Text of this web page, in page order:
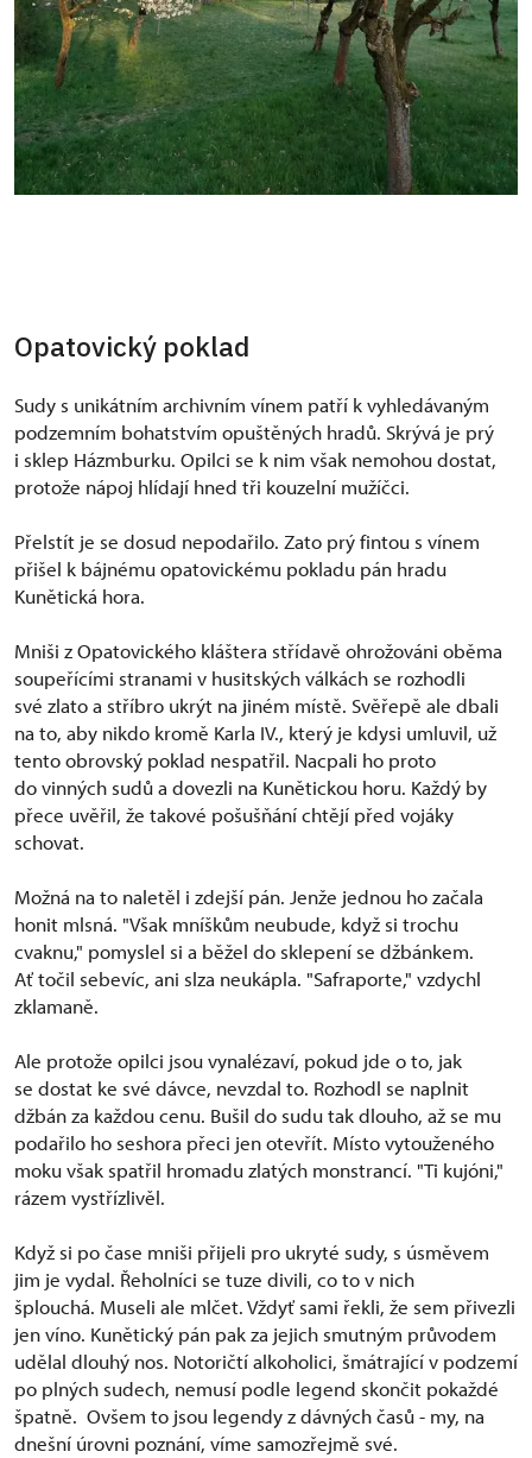
Opatovický poklad
Sudy s unikátním archivním vínem patří k vyhledávaným
podzemním bohatstvím opuštěných hradů. Skrývá je prý
i sklep Házmburku. Opilci se k nim však nemohou dostat,
protože nápoj hlídají hned tři kouzelní mužíčci.
Přelstít je se dosud nepodařilo. Zato prý fintou s vínem
přišel k bájnému opatovickému pokladu pán hradu
Kunětická hora.
Mniši z Opatovického kláštera střídavě ohrožováni oběma
soupeřícími stranami v husitských válkách se rozhodli
své zlato a stříbro ukrýt na jiném místě. Svěřepě ale dbali
na to, aby nikdo kromě Karla IV., který je kdysi umluvil, už
tento obrovský poklad nespatřil. Nacpali ho proto
do vinných sudů a dovezli na Kunětickou horu. Každý by
přece uvěřil, že takové pošušňání chtějí před vojáky
schovat.
Možná na to naletěl i zdejší pán. Jenže jednou ho začala
honit mlsná. "Však mníškům neubude, když si trochu
cvaknu," pomyslel si a běžel do sklepení se džbánkem.
Ať točil sebevíc, ani slza neukápla. "Safraporte," vzdychl
zklamaně.
Ale protože opilci jsou vynalézaví, pokud jde o to, jak
se dostat ke své dávce, nevzdal to. Rozhodl se naplnit
džbán za každou cenu. Bušil do sudu tak dlouho, až se mu
podařilo ho seshora přeci jen otevřít. Místo vytouženého
moku však spatřil hromadu zlatých monstrancí. "Ti kujóni,"
rázem vystřízlivěl.
Když si po čase mniši přijeli pro ukryté sudy, s úsměvem
jim je vydal. Řeholníci se tuze divili, co to v nich
šplouchá. Museli ale mlčet. Vždyť sami řekli, že sem přivezli
jen víno. Kunětický pán pak za jejich smutným průvodem
udělal dlouhý nos. Notoričtí alkoholici, šmátrající v podzemí
po plných sudech, nemusí podle legend skončit pokaždé
špatně. Ovšem to jsou legendy z dávných časů - my, na
dnešní úrovni poznání, víme samozřejmě své.